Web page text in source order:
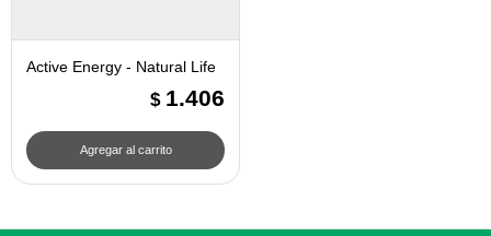
Active Energy - Natural Life
$ 1.406